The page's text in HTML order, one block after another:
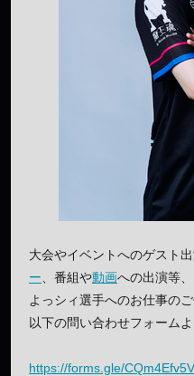
大会やイベントへのゲスト出
ー 、番組や動画への出演等、
よっシィ選手へのお仕事の
以下の問い合わせフォーム
https://forms.gle/